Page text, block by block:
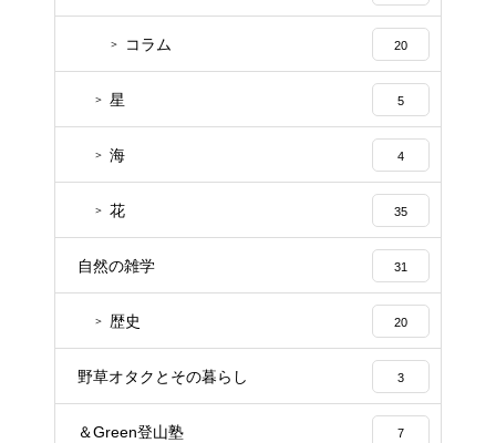
コラム 20
星 5
海 4
花 35
自然の雑学 31
歴史 20
野草オタクとその暮らし 3
＆Green登山塾 7